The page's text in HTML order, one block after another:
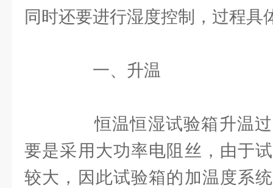
同时还要进行湿度控制，过程具
一、升温
恒温恒湿试验箱升温过
要是采用大功率电阻丝，由于
较大，因此试验箱的加温度系